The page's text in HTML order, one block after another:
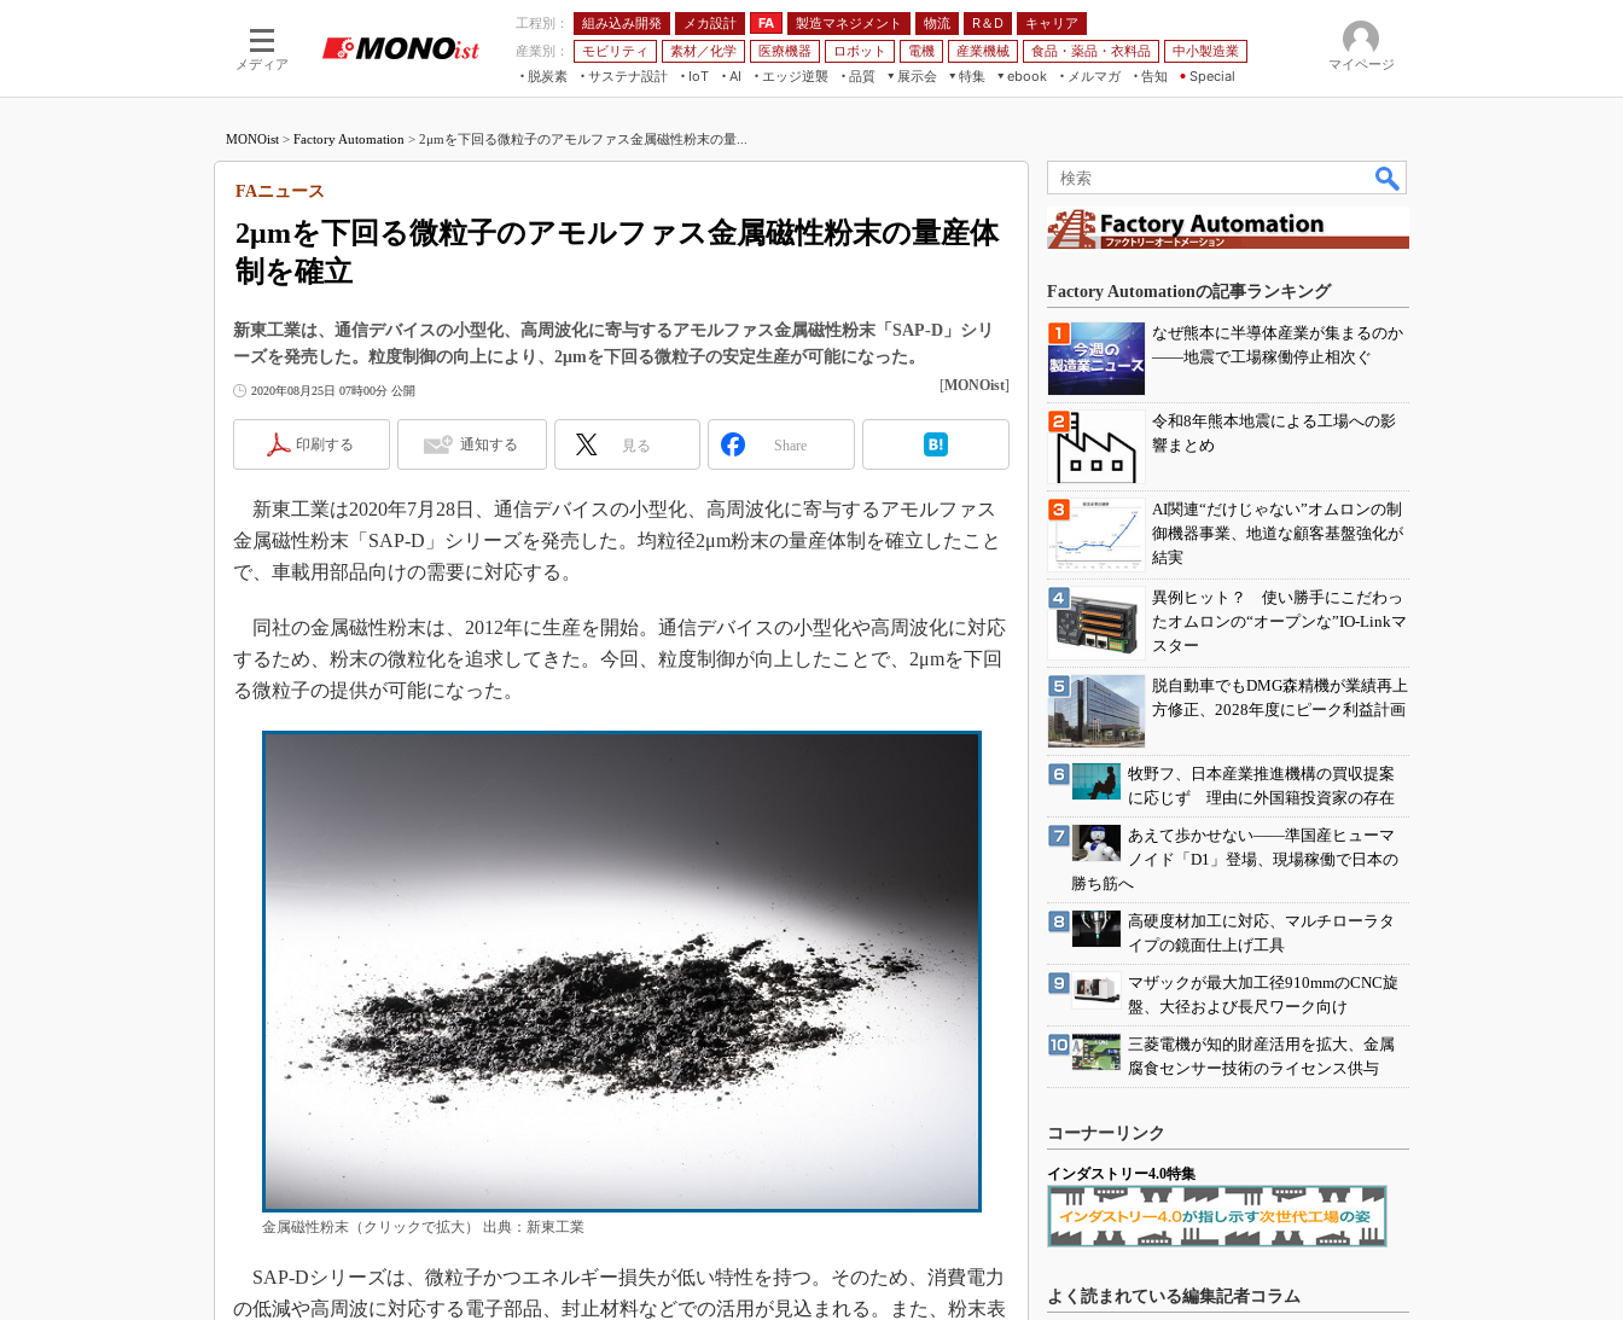
メディア
工程別： 組み込み開発 メカ設計 FA 製造マネジメント 物流 R＆D
キャリア
産業別：
モビリティ 素材／化学 医療機器 ロボット 電機 産業機械 食品・薬品・衣料品
中小製造業
脱炭素
サステナ設計
IoT
つながる工場
AI
AI×設備保全
エッジ逆襲 品質
展示会
JIMTOF
IIFES
TECHNO-FRONTIER
スマート工場EXPO
EdgeTech+
AUTOMOTIVE WORLD
特集
つながるクルマ
VR／AR
フィールドサービス
組み込み画像技術
組み込みモデリング
車載ソフト開発
ISO26262
無償設計ツール
3Dプリンタ
S＆OP
インダストリー4.0
製造業ビッグデータ
知財マネジメント
海外生産
グローバル設計・開発
制御セキュリティ
新型コロナへの対応
ebook
FA
モビリティ
メルマガ
告知 Special
マイページ
MONOist > Factory Automation > 2μmを下回る微粒子のアモルファス金属磁性粉末の量...
2μmを下回る微粒子のアモルファス金属磁性粉末の量産体
制を確立
FAニュース
新東工業は、通信デバイスの小型化、高周波化に寄与するアモルファス金属磁性粉末「SAP-D」シリ
ーズを発売した。粒度制御の向上により、2μmを下回る微粒子の安定生産が可能になった。
2020年08月25日 07時00分 公開 [MONOist]
印刷する 通知する 見る Share
新東工業は2020年7月28日、通信デバイスの小型化、高周波化に寄与するアモルファス
金属磁性粉末「SAP-D」シリーズを発売した。均粒径2μm粉末の量産体制を確立したこと
で、車載用部品向けの需要に対応する。
同社の金属磁性粉末は、2012年に生産を開始。通信デバイスの小型化や高周波化に対応
するため、粉末の微粒化を追求してきた。今回、粒度制御が向上したことで、2μmを下回
る微粒子の提供が可能になった。
金属磁性粉末（クリックで拡大） 出典：新東工業
SAP-Dシリーズは、微粒子かつエネルギー損失が低い特性を持つ。そのため、消費電力
の低減や高周波に対応する電子部品、封止材料などでの活用が見込まれる。また、粉末表
Factory Automationの記事ランキング
なぜ熊本に半導体産業が集まるのか
――地震で工場稼働停止相次ぐ
令和8年熊本地震による工場への影
響まとめ
AI関連“だけじゃない”オムロンの制
御機器事業、地道な顧客基盤強化が
結実
異例ヒット？ 使い勝手にこだわっ
たオムロンの“オープンな”IO-Linkマ
スター
脱自動車でもDMG森精機が業績再上
方修正、2028年度にピーク利益計画
牧野フ、日本産業推進機構の買収提案
に応じず 理由に外国籍投資家の存在
あえて歩かせない――準国産ヒューマ
ノイド「D1」登場、現場稼働で日本の
勝ち筋へ
高硬度材加工に対応、マルチローラタ
イプの鏡面仕上げ工具
マザックが最大加工径910mmのCNC旋
盤、大径および長尺ワーク向け
三菱電機が知的財産活用を拡大、金属
腐食センサー技術のライセンス供与
コーナーリンク
インダストリー4.0特集
よく読まれている編集記者コラム